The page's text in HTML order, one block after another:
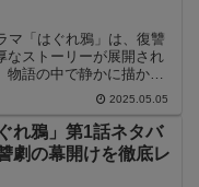
マ「はぐれ鴉」は、復讐
なストーリーが展開され
物語の中で静かに描かれ
多くの視聴者の心を揺さぶ
人公・才次郎と、仇の娘
関係性は、決して典型的
ないものの、深く静かな
える重要な要素です。こ
はぐれ鴉」における恋愛
2025.05.05
れ鴉」第1話ネタバ
劇の幕開けを徹底レ